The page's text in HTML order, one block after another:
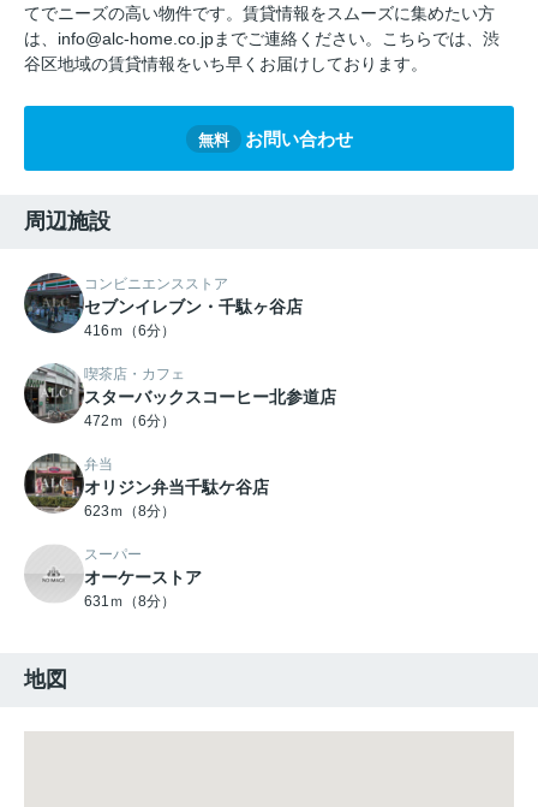
てでニーズの高い物件です。賃貸情報をスムーズに集めたい方
は、info@alc-home.co.jpまでご連絡ください。こちらでは、渋
谷区地域の賃貸情報をいち早くお届けしております。
無料 お問い合わせ
周辺施設
コンビニエンスストア
セブンイレブン・千駄ヶ谷店
416ｍ（6分）
喫茶店・カフェ
スターバックスコーヒー北参道店
472ｍ（6分）
弁当
オリジン弁当千駄ケ谷店
623ｍ（8分）
スーパー
オーケーストア
631ｍ（8分）
地図